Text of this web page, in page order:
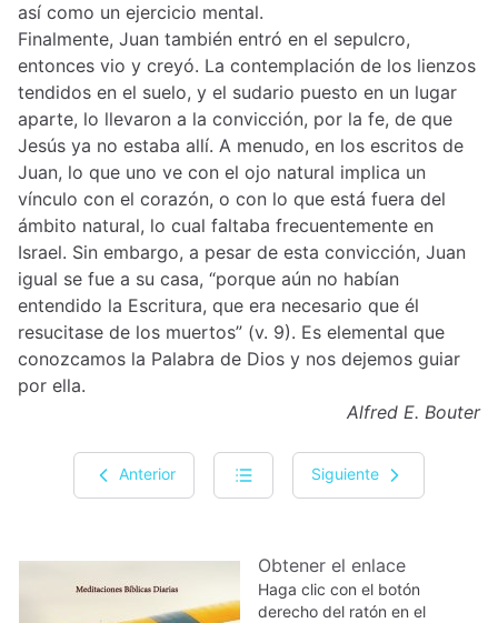
así como un ejercicio mental.
Finalmente, Juan también entró en el sepulcro,
entonces vio y creyó. La contemplación de los lienzos
tendidos en el suelo, y el sudario puesto en un lugar
aparte, lo llevaron a la convicción, por la fe, de que
Jesús ya no estaba allí. A menudo, en los escritos de
Juan, lo que uno ve con el ojo natural implica un
vínculo con el corazón, o con lo que está fuera del
ámbito natural, lo cual faltaba frecuentemente en
Israel. Sin embargo, a pesar de esta convicción, Juan
igual se fue a su casa, “porque aún no habían
entendido la Escritura, que era necesario que él
resucitase de los muertos” (v. 9). Es elemental que
conozcamos la Palabra de Dios y nos dejemos guiar
por ella.
Alfred E. Bouter
Anterior Siguiente
Obtener el enlace
Haga clic con el botón
derecho del ratón en el